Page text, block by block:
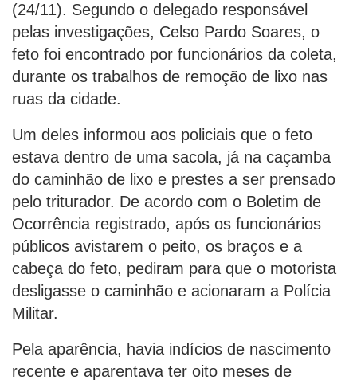
(24/11). Segundo o delegado responsável
pelas investigações, Celso Pardo Soares, o
feto foi encontrado por funcionários da coleta,
durante os trabalhos de remoção de lixo nas
ruas da cidade.
Um deles informou aos policiais que o feto
estava dentro de uma sacola, já na caçamba
do caminhão de lixo e prestes a ser prensado
pelo triturador. De acordo com o Boletim de
Ocorrência registrado, após os funcionários
públicos avistarem o peito, os braços e a
cabeça do feto, pediram para que o motorista
desligasse o caminhão e acionaram a Polícia
Militar.
Pela aparência, havia indícios de nascimento
recente e aparentava ter oito meses de